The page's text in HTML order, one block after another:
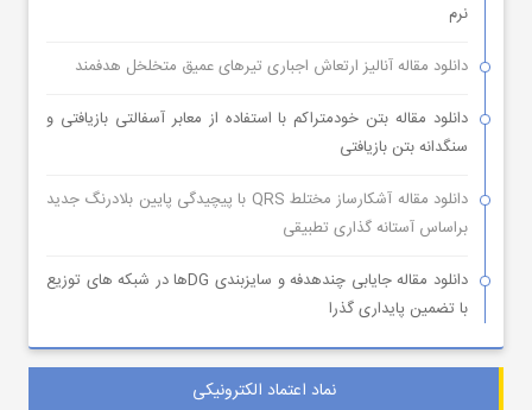
نرم
دانلود مقاله آنالیز ارتعاش اجباری تیرهای عمیق متخلخل هدفمند
دانلود مقاله بتن خودمتراکم با استفاده از معابر آسفالتی بازیافتی و
سنگدانه بتن بازیافتی
دانلود مقاله آشکارساز مختلط QRS با پیچیدگی پایین بلادرنگ جدید
براساس آستانه گذاری تطبیقی
دانلود مقاله جایابی چندهدفه و سایزبندی DGها در شبکه های توزیع
با تضمین پایداری گذرا
نماد اعتماد الکترونیکی